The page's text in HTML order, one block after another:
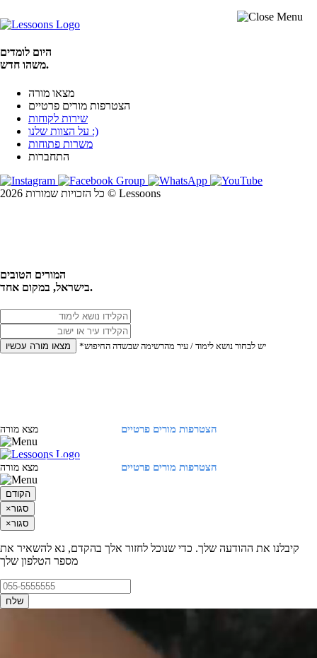
היום לומדים
משהו חדש.
מצאו מורה
הצטרפות מורים פרטיים
שירות לקוחות
על הצוות שלנו :)
משרות פתוחות
התחברות
כל הזכויות שמורות 2026 © Lessoons
המורים הטובים
בישראל, במקום אחד.
מצאו מורה עכשיו *יש לבחור נושא לימוד / עיר מהרשימה שבשדה החיפוש
הצטרפות מורים פרטיים מצא מורה
הצטרפות מורים פרטיים מצא מורה
הקודם
×סגור
×סגור
קיבלנו את ההודעה שלך. כדי שנוכל לחזור אלך בהקדם, נא להשאיר את
מספר הטלפון שלך
שלח